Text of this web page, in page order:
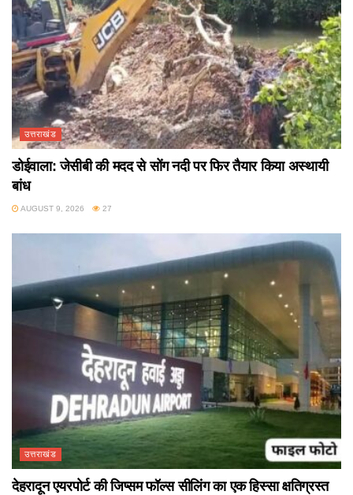
उत्तराखंड
डोईवाला: जेसीबी की मदद से सोंग नदी पर फिर तैयार किया अस्थायी
बांध
AUGUST 9, 2026 27
उत्तराखंड
देहरादून एयरपोर्ट की जिप्सम फॉल्स सीलिंग का एक हिस्सा क्षतिग्रस्त